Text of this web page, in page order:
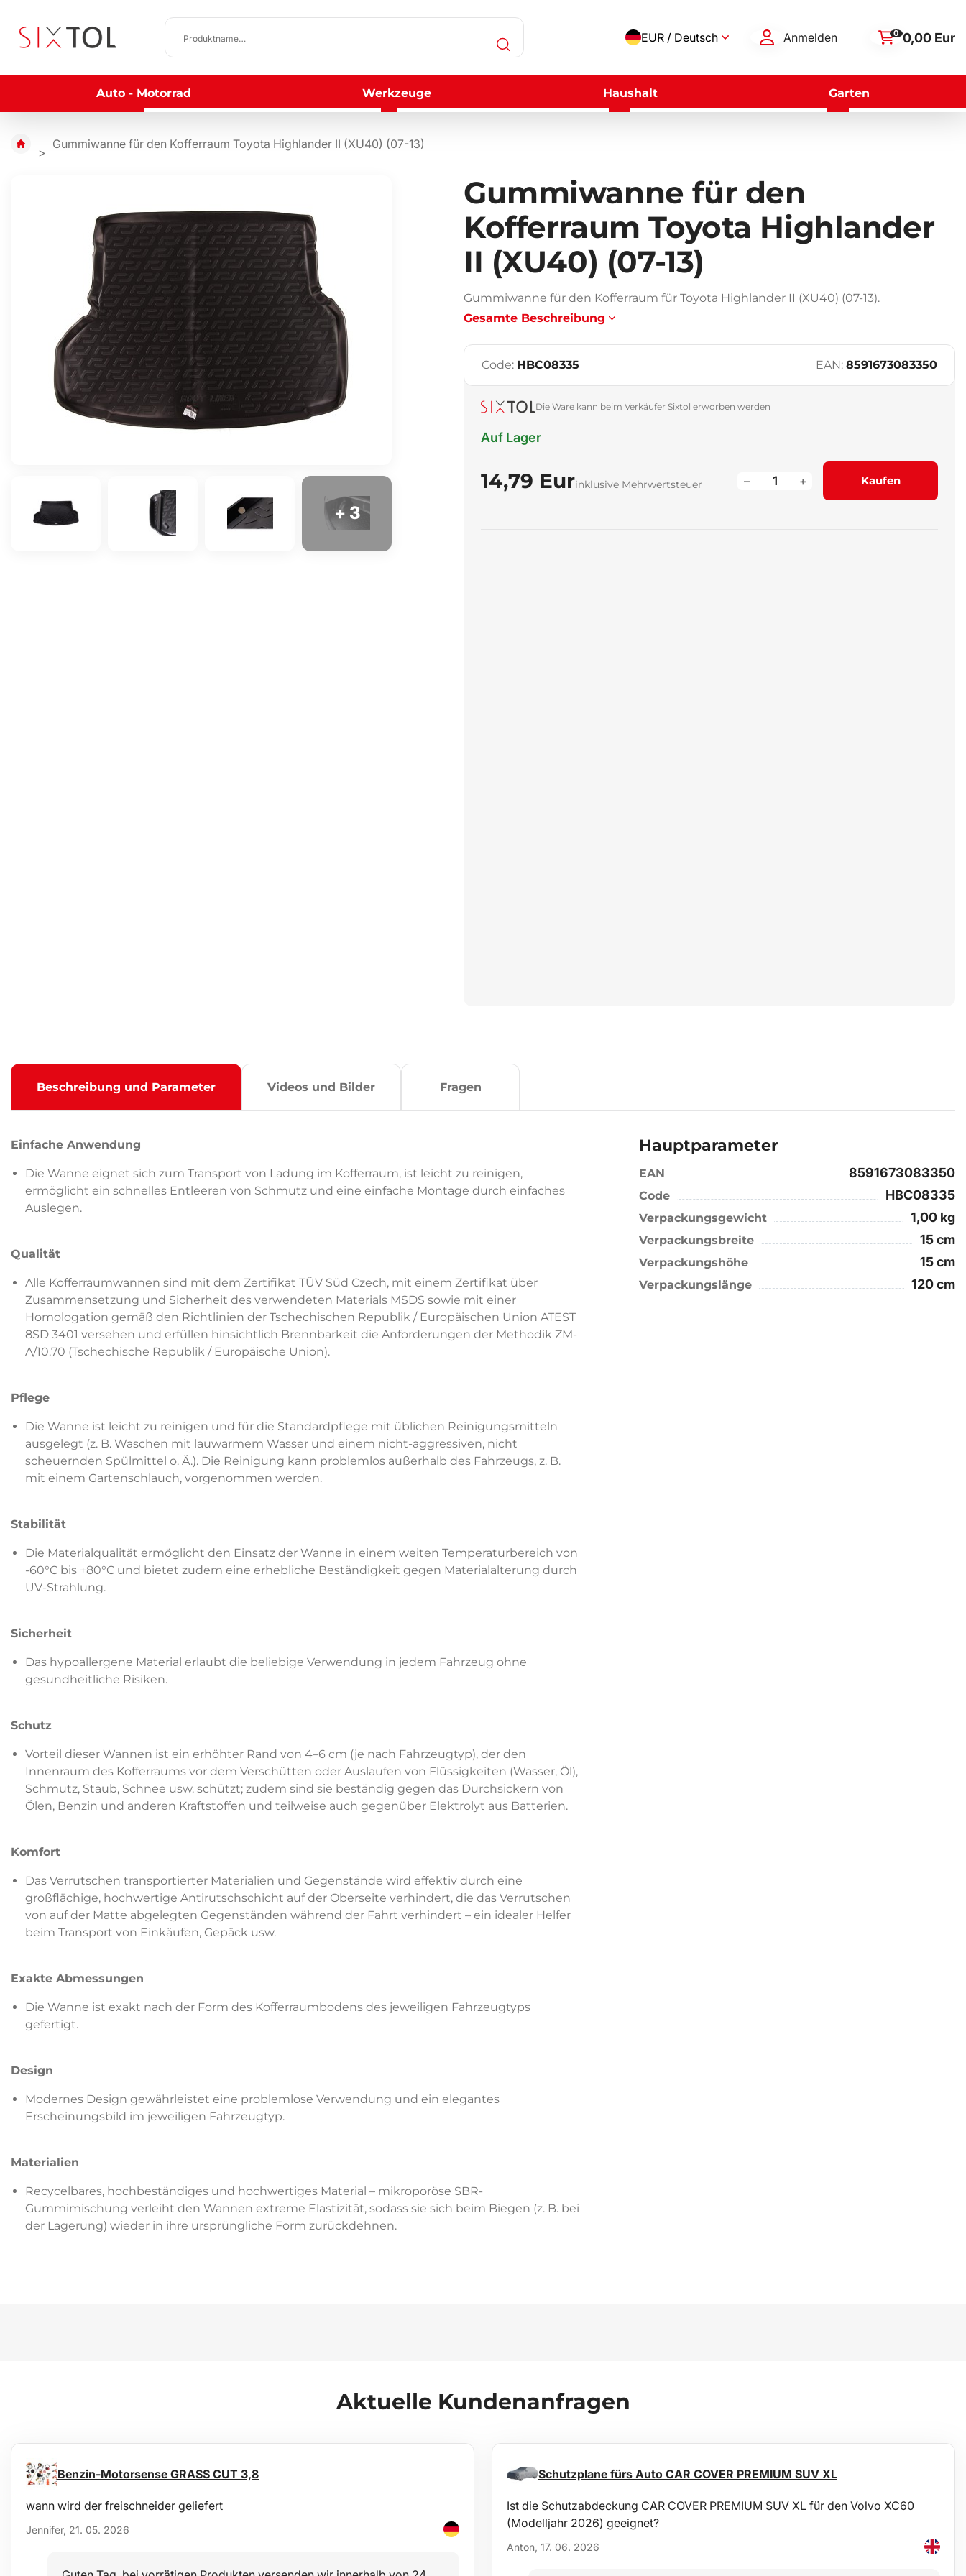
EUR / Deutsch Anmelden 0 0,00 Eur
Auto - Motorrad Werkzeuge Haushalt Garten
Gummiwanne für den Kofferraum Toyota Highlander II (XU40) (07-13)
Gummiwanne für den
Kofferraum Toyota Highlander
II (XU40) (07-13)
Gummiwanne für den Kofferraum für Toyota Highlander II (XU40) (07-13).
Gesamte Beschreibung
+ 3
Code: HBC08335 EAN: 8591673083350
Die Ware kann beim Verkäufer Sixtol erworben werden
Auf Lager
14,79 Eurinklusive Mehrwertsteuer +
– Kaufen
Beschreibung und Parameter Videos und Bilder Fragen
Einfache Anwendung
Die Wanne eignet sich zum Transport von Ladung im Kofferraum, ist leicht zu reinigen,
ermöglicht ein schnelles Entleeren von Schmutz und eine einfache Montage durch einfaches
Auslegen.
Qualität
Alle Kofferraumwannen sind mit dem Zertifikat TÜV Süd Czech, mit einem Zertifikat über
Zusammensetzung und Sicherheit des verwendeten Materials MSDS sowie mit einer
Homologation gemäß den Richtlinien der Tschechischen Republik / Europäischen Union ATEST
8SD 3401 versehen und erfüllen hinsichtlich Brennbarkeit die Anforderungen der Methodik ZM-
A/10.70 (Tschechische Republik / Europäische Union).
Pflege
Die Wanne ist leicht zu reinigen und für die Standardpflege mit üblichen Reinigungsmitteln
ausgelegt (z. B. Waschen mit lauwarmem Wasser und einem nicht-aggressiven, nicht
scheuernden Spülmittel o. Ä.). Die Reinigung kann problemlos außerhalb des Fahrzeugs, z. B.
mit einem Gartenschlauch, vorgenommen werden.
Stabilität
Die Materialqualität ermöglicht den Einsatz der Wanne in einem weiten Temperaturbereich von
-60°C bis +80°C und bietet zudem eine erhebliche Beständigkeit gegen Materialalterung durch
UV-Strahlung.
Sicherheit
Das hypoallergene Material erlaubt die beliebige Verwendung in jedem Fahrzeug ohne
gesundheitliche Risiken.
Schutz
Vorteil dieser Wannen ist ein erhöhter Rand von 4–6 cm (je nach Fahrzeugtyp), der den
Innenraum des Kofferraums vor dem Verschütten oder Auslaufen von Flüssigkeiten (Wasser, Öl),
Schmutz, Staub, Schnee usw. schützt; zudem sind sie beständig gegen das Durchsickern von
Ölen, Benzin und anderen Kraftstoffen und teilweise auch gegenüber Elektrolyt aus Batterien.
Komfort
Das Verrutschen transportierter Materialien und Gegenstände wird effektiv durch eine
großflächige, hochwertige Antirutschschicht auf der Oberseite verhindert, die das Verrutschen
von auf der Matte abgelegten Gegenständen während der Fahrt verhindert – ein idealer Helfer
beim Transport von Einkäufen, Gepäck usw.
Exakte Abmessungen
Die Wanne ist exakt nach der Form des Kofferraumbodens des jeweiligen Fahrzeugtyps
gefertigt.
Design
Modernes Design gewährleistet eine problemlose Verwendung und ein elegantes
Erscheinungsbild im jeweiligen Fahrzeugtyp.
Materialien
Recycelbares, hochbeständiges und hochwertiges Material – mikroporöse SBR-
Gummimischung verleiht den Wannen extreme Elastizität, sodass sie sich beim Biegen (z. B. bei
der Lagerung) wieder in ihre ursprüngliche Form zurückdehnen.
Hauptparameter
EAN 8591673083350
Code HBC08335
Verpackungsgewicht 1,00 kg
Verpackungsbreite 15 cm
Verpackungshöhe 15 cm
Verpackungslänge 120 cm
Aktuelle Kundenanfragen
Benzin-Motorsense GRASS CUT 3,8
wann wird der freischneider geliefert
Jennifer, 21. 05. 2026
Schutzplane fürs Auto CAR COVER PREMIUM SUV XL
Ist die Schutzabdeckung CAR COVER PREMIUM SUV XL für den Volvo XC60
(Modelljahr 2026) geeignet?
Anton, 17. 06. 2026